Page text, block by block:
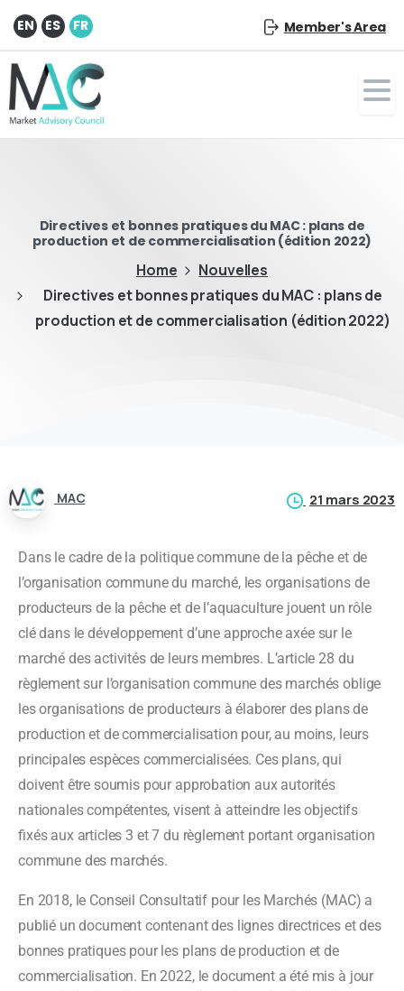
EN ES FR Member's Area
Directives et bonnes pratiques du MAC : plans de
production et de commercialisation (édition 2022)
Home
Nouvelles
Directives et bonnes pratiques du MAC : plans de
production et de commercialisation (édition 2022)
MAC 21 mars 2023
Dans le cadre de la politique commune de la pêche et de
l’organisation commune du marché, les organisations de
producteurs de la pêche et de l’aquaculture jouent un rôle
clé dans le développement d’une approche axée sur le
marché des activités de leurs membres. L’article 28 du
règlement sur l’organisation commune des marchés oblige
les organisations de producteurs à élaborer des plans de
production et de commercialisation pour, au moins, leurs
principales espèces commercialisées. Ces plans, qui
doivent être soumis pour approbation aux autorités
nationales compétentes, visent à atteindre les objectifs
fixés aux articles 3 et 7 du règlement portant organisation
commune des marchés.
En 2018, le Conseil Consultatif pour les Marchés (MAC) a
publié un document contenant des lignes directrices et des
bonnes pratiques pour les plans de production et de
commercialisation. En 2022, le document a été mis à jour